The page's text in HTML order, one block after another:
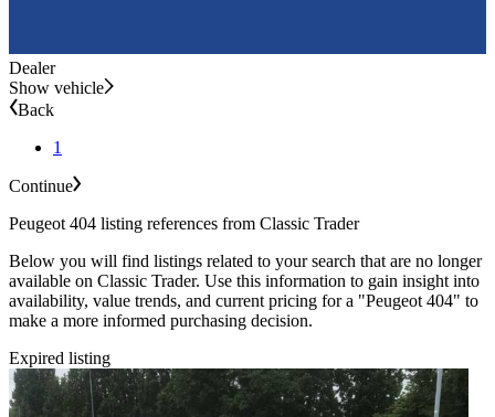
Dealer
Show vehicle
Back
1
Continue
Peugeot 404 listing references from Classic Trader
Below you will find listings related to your search that are no longer
available on Classic Trader. Use this information to gain insight into
availability, value trends, and current pricing for a "Peugeot 404" to
make a more informed purchasing decision.
Expired listing